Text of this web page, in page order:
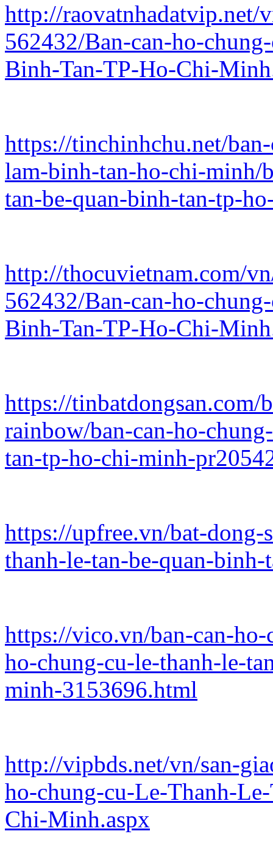
http://raovatnhadatvip.net/
562432/Ban-can-ho-
Binh-Tan-TP-Ho-Chi-
https://tinchinhchu.net/
lam-binh-tan-ho-chi-minh/
tan-be-quan-binh-tan-tp-
http://thocuvietnam.com/
562432/Ban-can-ho-
Binh-Tan-TP-Ho-Chi-
https://tinbatdongsan.com/
rainbow/ban-can-ho-
tan-tp-ho-chi-minh-
https://upfree.vn/bat-dong-
thanh-le-tan-be-quan-
https://vico.vn/ban-can-
ho-chung-cu-le-thanh-le-
minh-3153696.html
http://vipbds.net/vn/san-
ho-chung-cu-Le-Thanh-
Chi-Minh.aspx